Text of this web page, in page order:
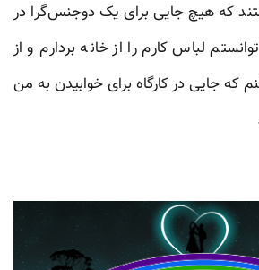
که هیچ جایی برای یک دوجنس‌گرا در
لباس کارم را از خانه بردارم و از
جایی در کارگاه برای خوابیدن به من